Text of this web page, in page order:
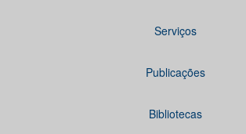
Serviços
Publicações
Bibliotecas